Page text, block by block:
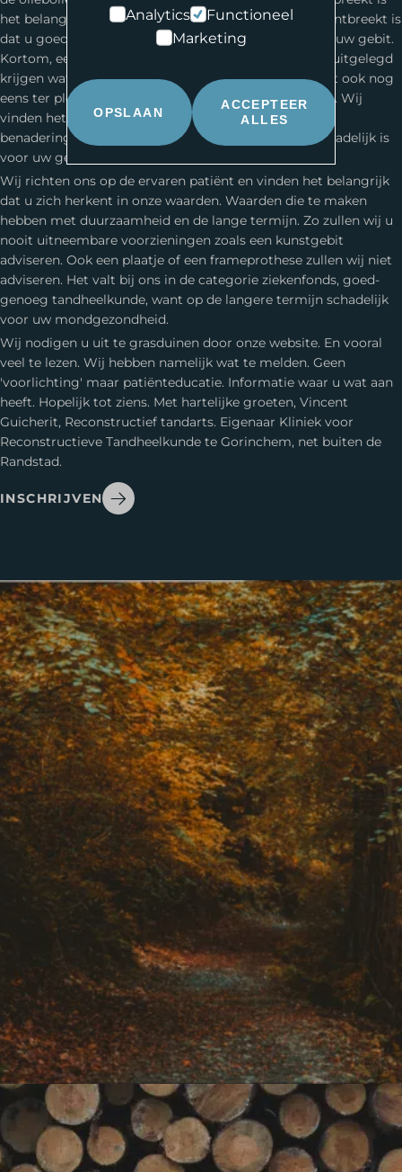
het belang van een goede behandelrelatie. Wat ook ontbreekt is
dat u goed geïnformeerd bent over de toekomst van uw gebit.
Kortom, een lange termijn visie. Ad-hoc aan de stoel uitgelegd
krijgen wat de behandelmogelijkheden zijn en u moet ook nog
eens ter plekke in de tandartsstoel een besluit nemen. Wij
vinden het belangrijk dat u gaat ontdekken dat deze
benadering niet meer van deze tijd en uiteindelijk schadelijk is
voor uw gebit.
Wij richten ons op de ervaren patiënt en vinden het belangrijk
dat u zich herkent in onze waarden. Waarden die te maken
hebben met duurzaamheid en de lange termijn. Zo zullen wij u
nooit uitneembare voorzieningen zoals een kunstgebit
adviseren. Ook een plaatje of een frameprothese zullen wij niet
adviseren. Het valt bij ons in de categorie ziekenfonds, goed-
genoeg tandheelkunde, want op de langere termijn schadelijk
voor uw mondgezondheid.
Wij nodigen u uit te grasduinen door onze website. En vooral
veel te lezen. Wij hebben namelijk wat te melden. Geen
'voorlichting' maar patiënteducatie. Informatie waar u wat aan
heeft. Hopelijk tot ziens. Met hartelijke groeten, Vincent
Guicherit, Reconstructief tandarts. Eigenaar Kliniek voor
Reconstructieve Tandheelkunde te Gorinchem, net buiten de
Randstad.
INSCHRIJVEN
Advies kosteloos.
Angst en Narcose
Complexe Parodontologie.
Implantologie
Gnatologie.
Gebitsslijtage
Esthetische tandheelkunde
Analytics
Functioneel
Marketing
OPSLAAN
ACCEPTEER
ALLES